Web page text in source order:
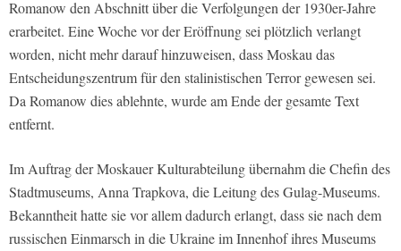
Romanow den Abschnitt über die Verfolgungen der 1930er-Jahre
erarbeitet. Eine Woche vor der Eröffnung sei plötzlich verlangt
worden, nicht mehr darauf hinzuweisen, dass Moskau das
Entscheidungszentrum für den stalinistischen Terror gewesen sei.
Da Romanow dies ablehnte, wurde am Ende der gesamte Text
entfernt.
Im Auftrag der Moskauer Kulturabteilung übernahm die Chefin des
Stadtmuseums, Anna Trapkova, die Leitung des Gulag-Museums.
Bekanntheit hatte sie vor allem dadurch erlangt, dass sie nach dem
russischen Einmarsch in die Ukraine im Innenhof ihres Museums